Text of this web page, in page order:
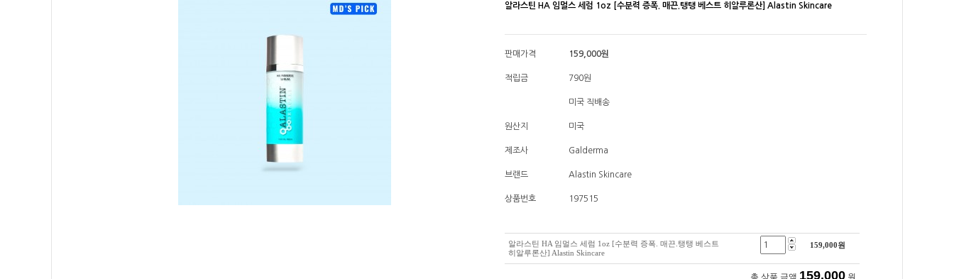
알라스틴 HA 임멀스 세럼 1oz [수분력 증폭. 매끈.탱탱 베스트 히알루론산] Alastin Skincare
판매가격 159,000원
적립금 790원
미국 직배송
원산지 미국
제조사 Galderma
브랜드 Alastin Skincare
상품번호 197515
알라스틴 HA 임멀스 세럼 1oz [수분력 증폭. 매끈.탱탱 베스트
히알루론산] Alastin Skincare
159,000원
총 상품 금액 159,000 원